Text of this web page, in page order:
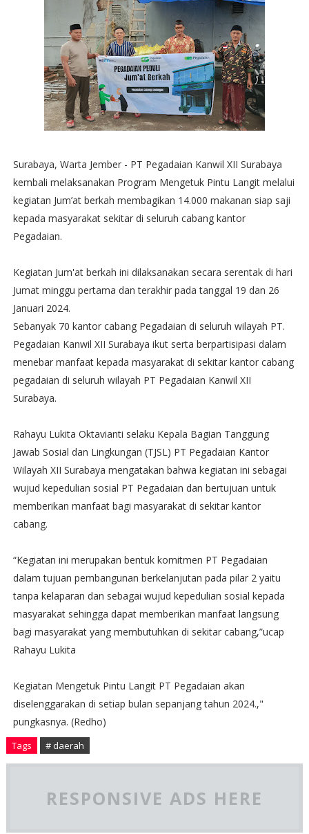
Surabaya, Warta Jember - PT Pegadaian Kanwil XII Surabaya
kembali melaksanakan Program Mengetuk Pintu Langit melalui
kegiatan Jum’at berkah membagikan 14.000 makanan siap saji
kepada masyarakat sekitar di seluruh cabang kantor
Pegadaian.
Kegiatan Jum'at berkah ini dilaksanakan secara serentak di hari
Jumat minggu pertama dan terakhir pada tanggal 19 dan 26
Januari 2024.
Sebanyak 70 kantor cabang Pegadaian di seluruh wilayah PT.
Pegadaian Kanwil XII Surabaya ikut serta berpartisipasi dalam
menebar manfaat kepada masyarakat di sekitar kantor cabang
pegadaian di seluruh wilayah PT Pegadaian Kanwil XII
Surabaya.
Rahayu Lukita Oktavianti selaku Kepala Bagian Tanggung
Jawab Sosial dan Lingkungan (TJSL) PT Pegadaian Kantor
Wilayah XII Surabaya mengatakan bahwa kegiatan ini sebagai
wujud kepedulian sosial PT Pegadaian dan bertujuan untuk
memberikan manfaat bagi masyarakat di sekitar kantor
cabang.
“Kegiatan ini merupakan bentuk komitmen PT Pegadaian
dalam tujuan pembangunan berkelanjutan pada pilar 2 yaitu
tanpa kelaparan dan sebagai wujud kepedulian sosial kepada
masyarakat sehingga dapat memberikan manfaat langsung
bagi masyarakat yang membutuhkan di sekitar cabang,”ucap
Rahayu Lukita
Kegiatan Mengetuk Pintu Langit PT Pegadaian akan
diselenggarakan di setiap bulan sepanjang tahun 2024.,"
pungkasnya. (Redho)
Tags # daerah
RESPONSIVE ADS HERE